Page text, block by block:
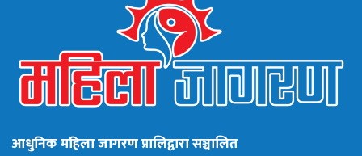
आधुनिक महिला जागरण प्रालिद्वारा सञ्चालित